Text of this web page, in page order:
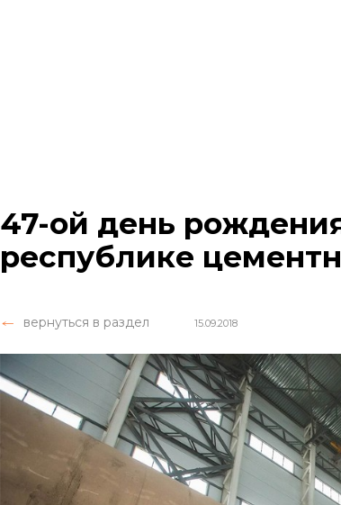
47-ой день
республике
вернуться в раздел 15.09.2018